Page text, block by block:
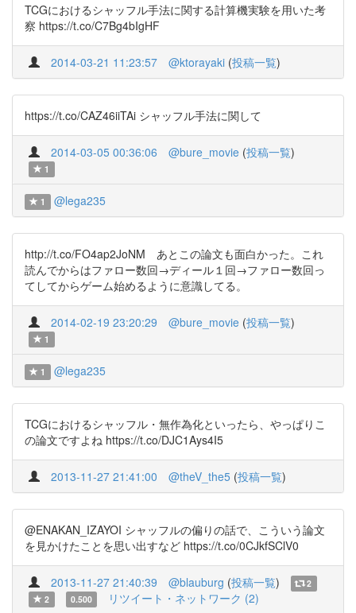
TCGにおけるシャッフル手法に関する計算機実験を用いた考
察 https://t.co/C7Bg4bIgHF
2014-03-21 11:23:57 @ktorayaki (投稿一覧)
https://t.co/CAZ46iiTAi シャッフル手法に関して
2014-03-05 00:36:06 @bure_movie (投稿一覧)
1
1 @lega235
http://t.co/FO4ap2JoNM あとこの論文も面白かった。これ
読んでからはファロー数回→ディール１回→ファロー数回っ
てしてからゲーム始めるように意識してる。
2014-02-19 23:20:29 @bure_movie (投稿一覧)
1
1 @lega235
TCGにおけるシャッフル・無作為化といったら、やっぱりこ
の論文ですよね https://t.co/DJC1Ays4I5
2013-11-27 21:41:00 @theV_the5 (投稿一覧)
@ENAKAN_IZAYOI シャッフルの偏りの話で、こういう論文
を見かけたことを思い出すなど https://t.co/0CJkfSClV0
2013-11-27 21:40:39 @blauburg (投稿一覧)
2
2
0.500 リツイート・ネットワーク (2)